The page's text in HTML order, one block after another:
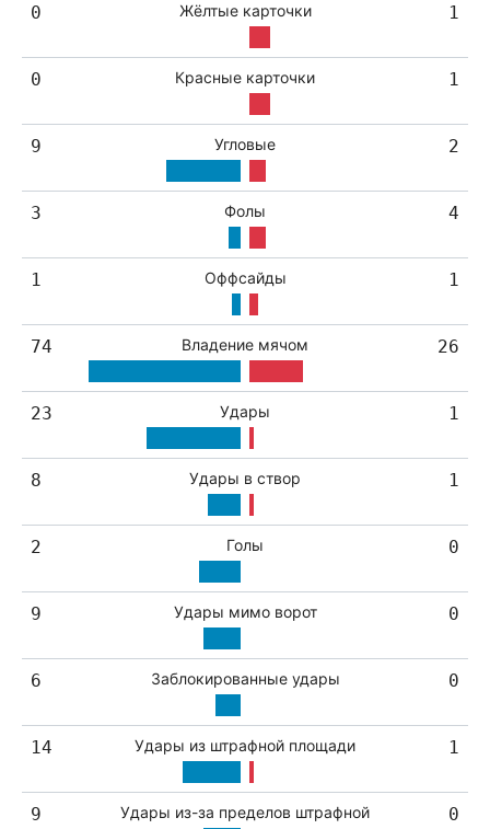
0 Жёлтые карточки 1
0 Красные карточки 1
9 Угловые 2
3 Фолы 4
1 Оффсайды 1
74 Владение мячом 26
23 Удары 1
8 Удары в створ 1
2 Голы 0
9 Удары мимо ворот 0
6 Заблокированные удары 0
14 Удары из штрафной площади 1
9 Удары из-за пределов штрафной 0